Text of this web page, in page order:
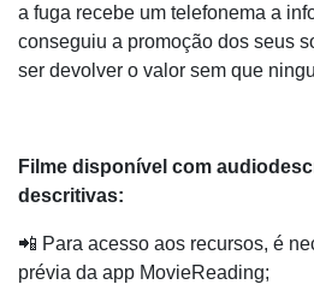
a fuga recebe um telefonema a
conseguiu a promoção dos seus
ser devolver o valor sem que
Filme disponível com
descritivas:
📲 Para acesso aos recursos, é
prévia da app MovieReading;